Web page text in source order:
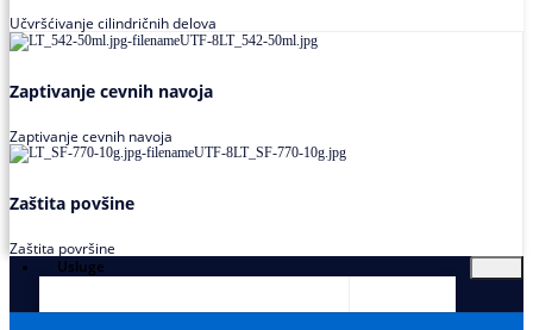
Učvršćivanje cilindričnih delova
Zaptivanje cevnih navoja
Zaptivanje cevnih navoja
Zaštita povšine
Zaštita površine
Usluge